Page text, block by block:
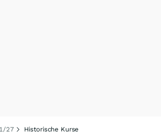
27 Historische Kurse